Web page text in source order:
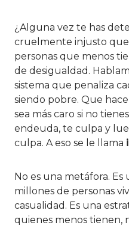
¿Alguna vez te has
cruelmente injusto que
personas que menos
de desigualdad.
sistema que penaliza
siendo pobre. Que
sea más caro si no
endeuda, te culpa y
culpa. A eso se le llama
No es una metáfora.
millones de personas
casualidad. Es una
quienes menos tienen,